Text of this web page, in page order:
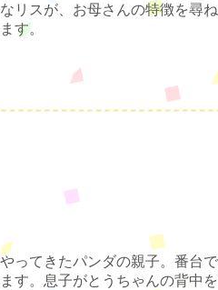
スが、お母さんの特徴を尋
す。
ってきたパンダの親子。番台
す。息子がとうちゃんの背中